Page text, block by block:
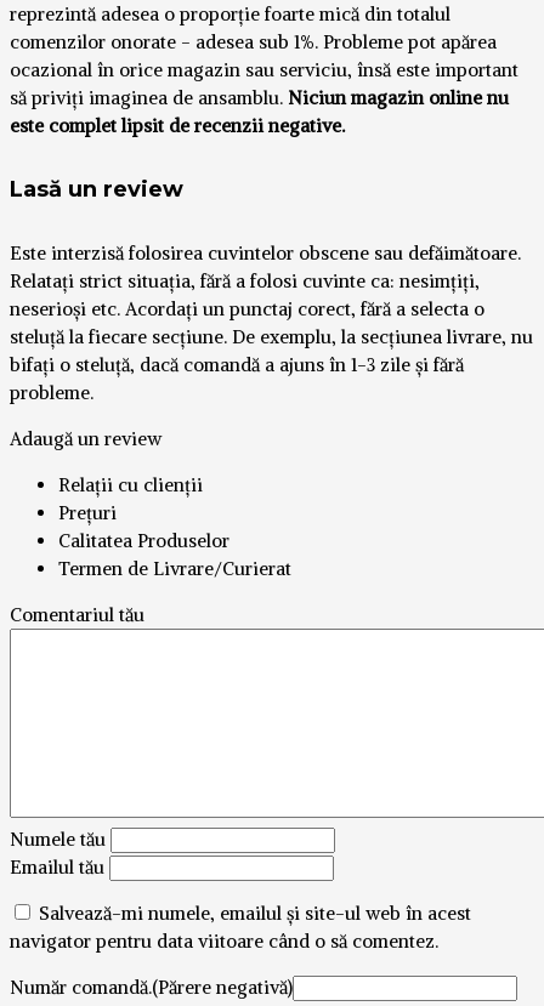
reprezintă adesea o proporție foarte mică din totalul
comenzilor onorate - adesea sub 1%. Probleme pot apărea
ocazional în orice magazin sau serviciu, însă este important
să priviți imaginea de ansamblu. Niciun magazin online nu
este complet lipsit de recenzii negative.
Lasă un review
Este interzisă folosirea cuvintelor obscene sau defăimătoare.
Relatați strict situația, fără a folosi cuvinte ca: nesimțiți,
neserioși etc. Acordați un punctaj corect, fără a selecta o
steluță la fiecare secțiune. De exemplu, la secțiunea livrare, nu
bifați o steluță, dacă comandă a ajuns în 1-3 zile și fără
probleme.
Adaugă un review
Relații cu clienții
Prețuri
Calitatea Produselor
Termen de Livrare/Curierat
Comentariul tău
Numele tău
Emailul tău
Salvează-mi numele, emailul și site-ul web în acest
navigator pentru data viitoare când o să comentez.
Număr comandă.(Părere negativă)